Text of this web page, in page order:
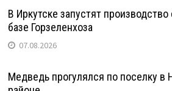
В Иркутске запустят
базе Горзеленхоза
07.08.2026
Медведь прогулялся по поселку